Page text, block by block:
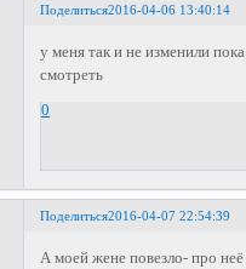
Поделиться2016-04-06 13:40:14
у меня так и не изменили
смотреть
0
Поделиться2016-04-07 22:54:39
А моей жене повезло- про